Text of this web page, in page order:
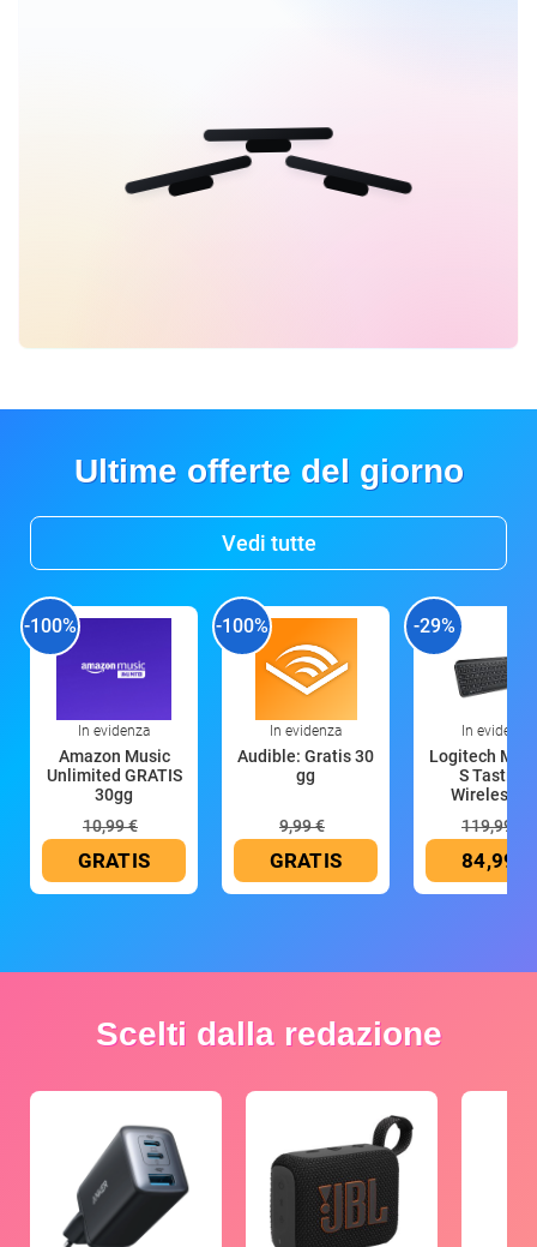
Ultime offerte del giorno
Vedi tutte
-100%
In evidenza
Amazon Music
Unlimited GRATIS
30gg
10,99 €
GRATIS
-100%
In evidenza
Audible: Gratis 30
gg
9,99 €
GRATIS
-29%
In evidenza
Logitech MX
S Tastiera
Wireless
119,99 €
84,99 €
Scelti dalla redazione